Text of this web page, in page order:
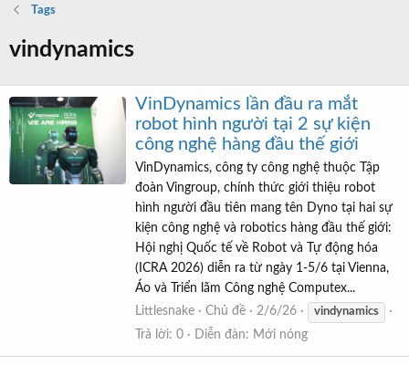
Tags
vindynamics
VinDynamics lần đầu ra mắt
robot hình người tại 2 sự kiện
công nghệ hàng đầu thế giới
VinDynamics, công ty công nghệ thuộc Tập
đoàn Vingroup, chính thức giới thiệu robot
hình người đầu tiên mang tên Dyno tại hai sự
kiện công nghệ và robotics hàng đầu thế giới:
Hội nghị Quốc tế về Robot và Tự động hóa
(ICRA 2026) diễn ra từ ngày 1-5/6 tại Vienna,
Áo và Triển lãm Công nghệ Computex...
Littlesnake
Chủ đề 2/6/26 vindynamics
Trả lời: 0 Diễn đàn: Mới nóng